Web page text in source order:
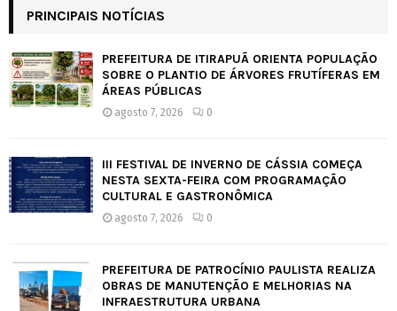
PRINCIPAIS NOTÍCIAS
PREFEITURA DE ITIRAPUÃ ORIENTA POPULAÇÃO
SOBRE O PLANTIO DE ÁRVORES FRUTÍFERAS EM
ÁREAS PÚBLICAS
agosto 7, 2026 0
III FESTIVAL DE INVERNO DE CÁSSIA COMEÇA
NESTA SEXTA-FEIRA COM PROGRAMAÇÃO
CULTURAL E GASTRONÔMICA
agosto 7, 2026 0
PREFEITURA DE PATROCÍNIO PAULISTA REALIZA
OBRAS DE MANUTENÇÃO E MELHORIAS NA
INFRAESTRUTURA URBANA